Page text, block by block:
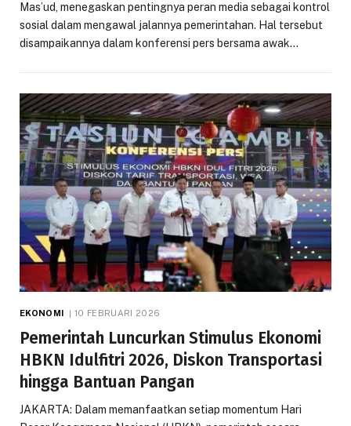
Mas’ud, menegaskan pentingnya peran media sebagai kontrol
sosial dalam mengawal jalannya pemerintahan. Hal tersebut
disampaikannya dalam konferensi pers bersama awak…
EKONOMI 10 FEBRUARI 2026
Pemerintah Luncurkan Stimulus Ekonomi
HBKN Idulfitri 2026, Diskon Transportasi
hingga Bantuan Pangan
JAKARTA: Dalam memanfaatkan setiap momentum Hari